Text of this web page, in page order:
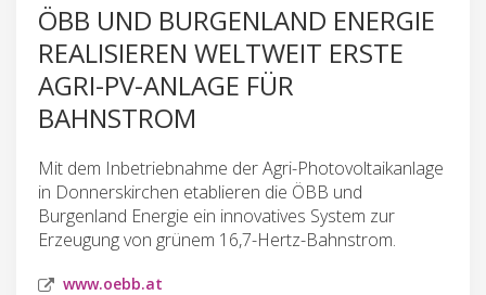
ÖBB UND BURGENLAND ENERGIE
REALISIEREN WELTWEIT ERSTE
AGRI-PV-ANLAGE FÜR
BAHNSTROM
Mit dem Inbetriebnahme der Agri-Photovoltaikanlage
in Donnerskirchen etablieren die ÖBB und
Burgenland Energie ein innovatives System zur
Erzeugung von grünem 16,7-Hertz-Bahnstrom.
www.oebb.at